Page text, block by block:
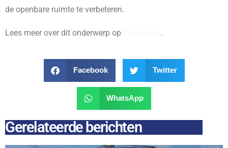
de openbare ruimte te verbeteren.
Lees meer over dit onderwerp op .
Facebook Twitter
WhatsApp
Gerelateerde berichten